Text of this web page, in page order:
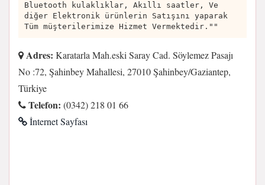
Bluetooth kulaklıklar, Akıllı saatler, Ve
diğer Elektronik ürünlerin Satışını yaparak
Tüm müşterilerimize Hizmet Vermektedir.""
Adres: Karatarla Mah.eski Saray Cad. Söylemez Pasajı
No :72, Şahinbey Mahallesi, 27010 Şahinbey/Gaziantep,
Türkiye
Telefon: (0342) 218 01 66
İnternet Sayfası